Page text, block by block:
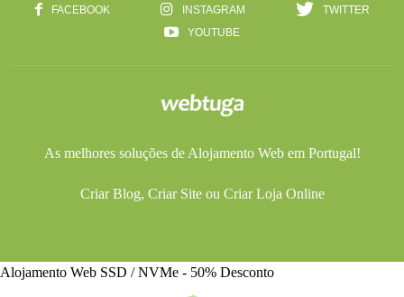
FACEBOOK INSTAGRAM
TWITTER
YOUTUBE
As melhores soluções de Alojamento Webem Portugal!
Criar Blog, Criar Siteou Criar Loja Online
Alojamento Web SSD / NVMe - 50% Desconto